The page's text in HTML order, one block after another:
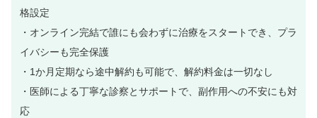
格設定
・オンライン完結で誰にも会わずに治療をスタートでき、プラ
イバシーも完全保護
・1か月定期なら途中解約も可能で、解約料金は一切なし
・医師による丁寧な診察とサポートで、副作用への不安にも対
応